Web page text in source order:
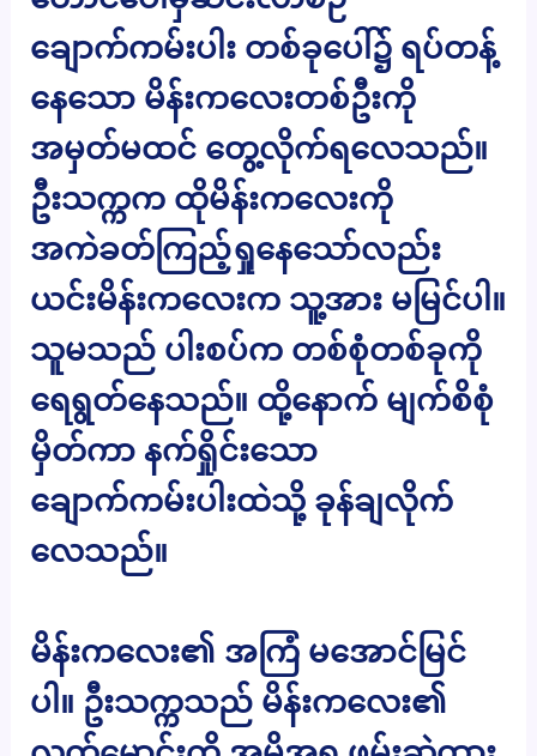
ချောက်ကမ်းပါး တစ်ခုပေါ်၌ ရပ်တန့်
နေသော မိန်းကလေးတစ်ဦးကို
အမှတ်မထင် တွေ့လိုက်ရလေသည်။
ဦးသက္ကက ထိုမိန်းကလေးကို
အကဲခတ်ကြည့်ရှုနေသော်လည်း
ယင်းမိန်းကလေးက သူ့အား မမြင်ပါ။
သူမသည် ပါးစပ်က တစ်စုံတစ်ခုကို
ရေရွတ်နေသည်။ ထို့နောက် မျက်စိစုံ
မှိတ်ကာ နက်ရှိုင်းသော
ချောက်ကမ်းပါးထဲသို့ ခုန်ချလိုက်
လေသည်။
မိန်းကလေး၏ အကြံ မအောင်မြင်
ပါ။ ဦးသက္ကသည် မိန်းကလေး၏